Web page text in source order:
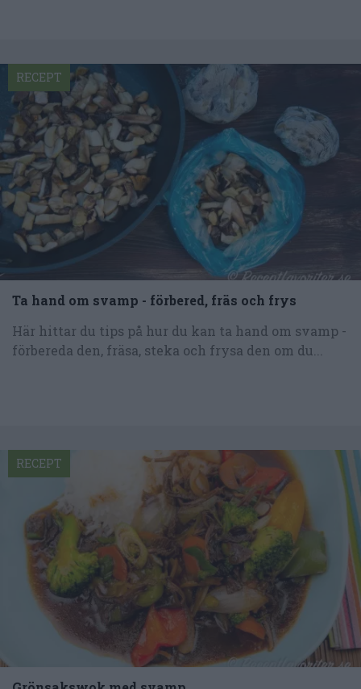
Ta hand om svamp - förbered, fräs och frys
Här hittar du tips på hur du kan ta hand om svamp -
förbereda den, fräsa, steka och frysa den om du...
RECEPT
RECEPT